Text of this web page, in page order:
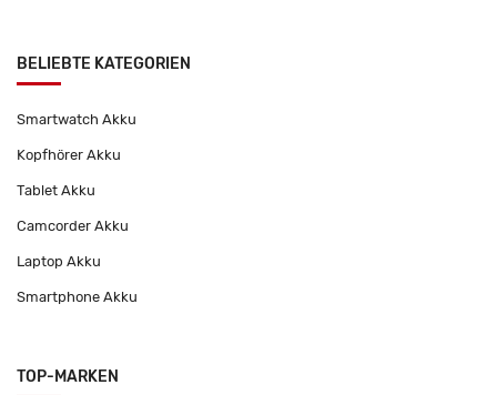
BELIEBTE KATEGORIEN
Smartwatch Akku
Kopfhörer Akku
Tablet Akku
Camcorder Akku
Laptop Akku
Smartphone Akku
TOP-MARKEN